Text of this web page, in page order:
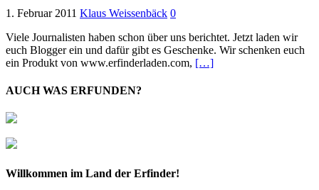
1. Februar 2011 Klaus Weissenbäck 0
Viele Journalisten haben schon über uns berichtet. Jetzt laden wir
euch Blogger ein und dafür gibt es Geschenke. Wir schenken euch
ein Produkt von www.erfinderladen.com, […]
AUCH WAS ERFUNDEN?
Willkommen im Land der Erfinder!